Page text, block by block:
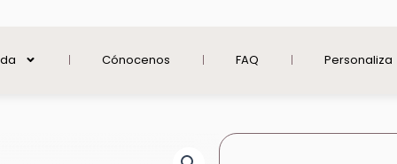
Cónocenos FAQ Personaliza